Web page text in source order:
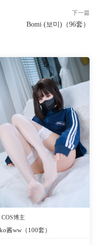
下一篇
Bomi (보미)（96套）
COS博主
酱ww（100套）